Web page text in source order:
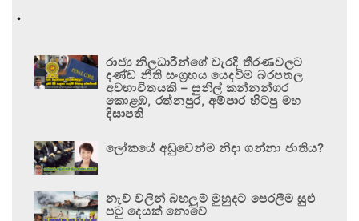
.
රාජ්‍ය නිලධාරීන්ගේ වැරදි තීරණවලට
දණ්ඩ නීති සංග්‍රහය යෙදවීම බරපතල
අවභාවිතයකි – සුනිල් කන්නන්ගර
කොළඹ, රත්නපුර, අම්පාර හිටපු මහ
දිසාපති
ලෝකයේ අඩුවෙන්ම නිදා ගන්නා ජාතිය?
නැව් වලින් බහලුම් මුහුදට පෙරලීම සුළු
පටු දෙයක් නොවේ